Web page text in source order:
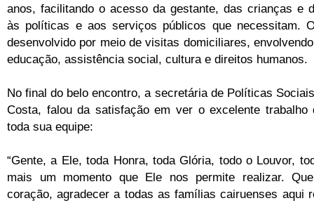
anos, facilitando o acesso da gestante, das crianças e
às políticas e aos serviços públicos que necessitam.
desenvolvido por meio de visitas domiciliares,
educação, assistência social, cultura e direitos humanos.
No final do belo encontro, a secretária de Políticas
Costa, falou da satisfação em ver o excelente trabalho
toda sua equipe:
“Gente, a Ele, toda Honra, toda Glória, todo o Louvor,
mais um momento que Ele nos permite realizar.
coração, agradecer a todas as famílias cairuenses aqui